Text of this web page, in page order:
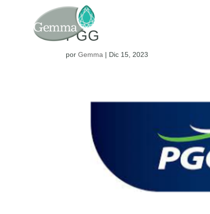
PGG
porGemma | Dic 15, 2023